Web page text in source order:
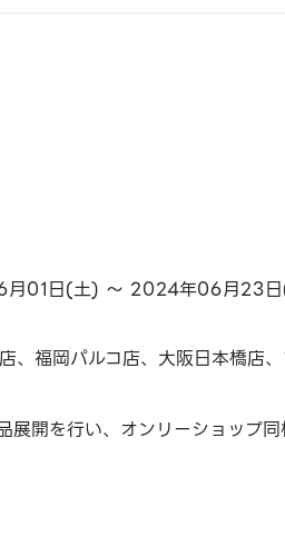
01日(土) ～ 2024年06月23
、福岡パルコ店、大阪日本橋
開を行い、オンリーショップ